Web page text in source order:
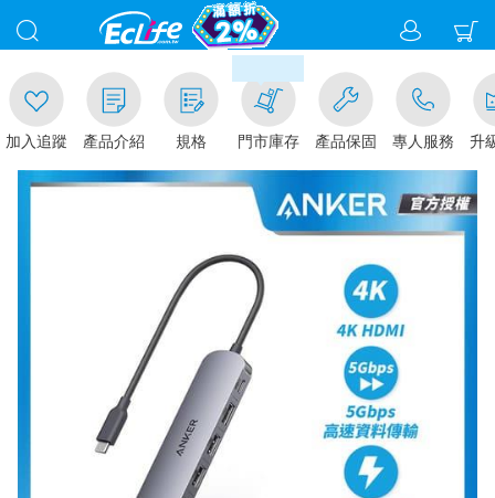
加入追蹤 產品介紹 規格
滿千元門市取貨現折1%(部分商品
門市庫存 產品保固 專人服務 升